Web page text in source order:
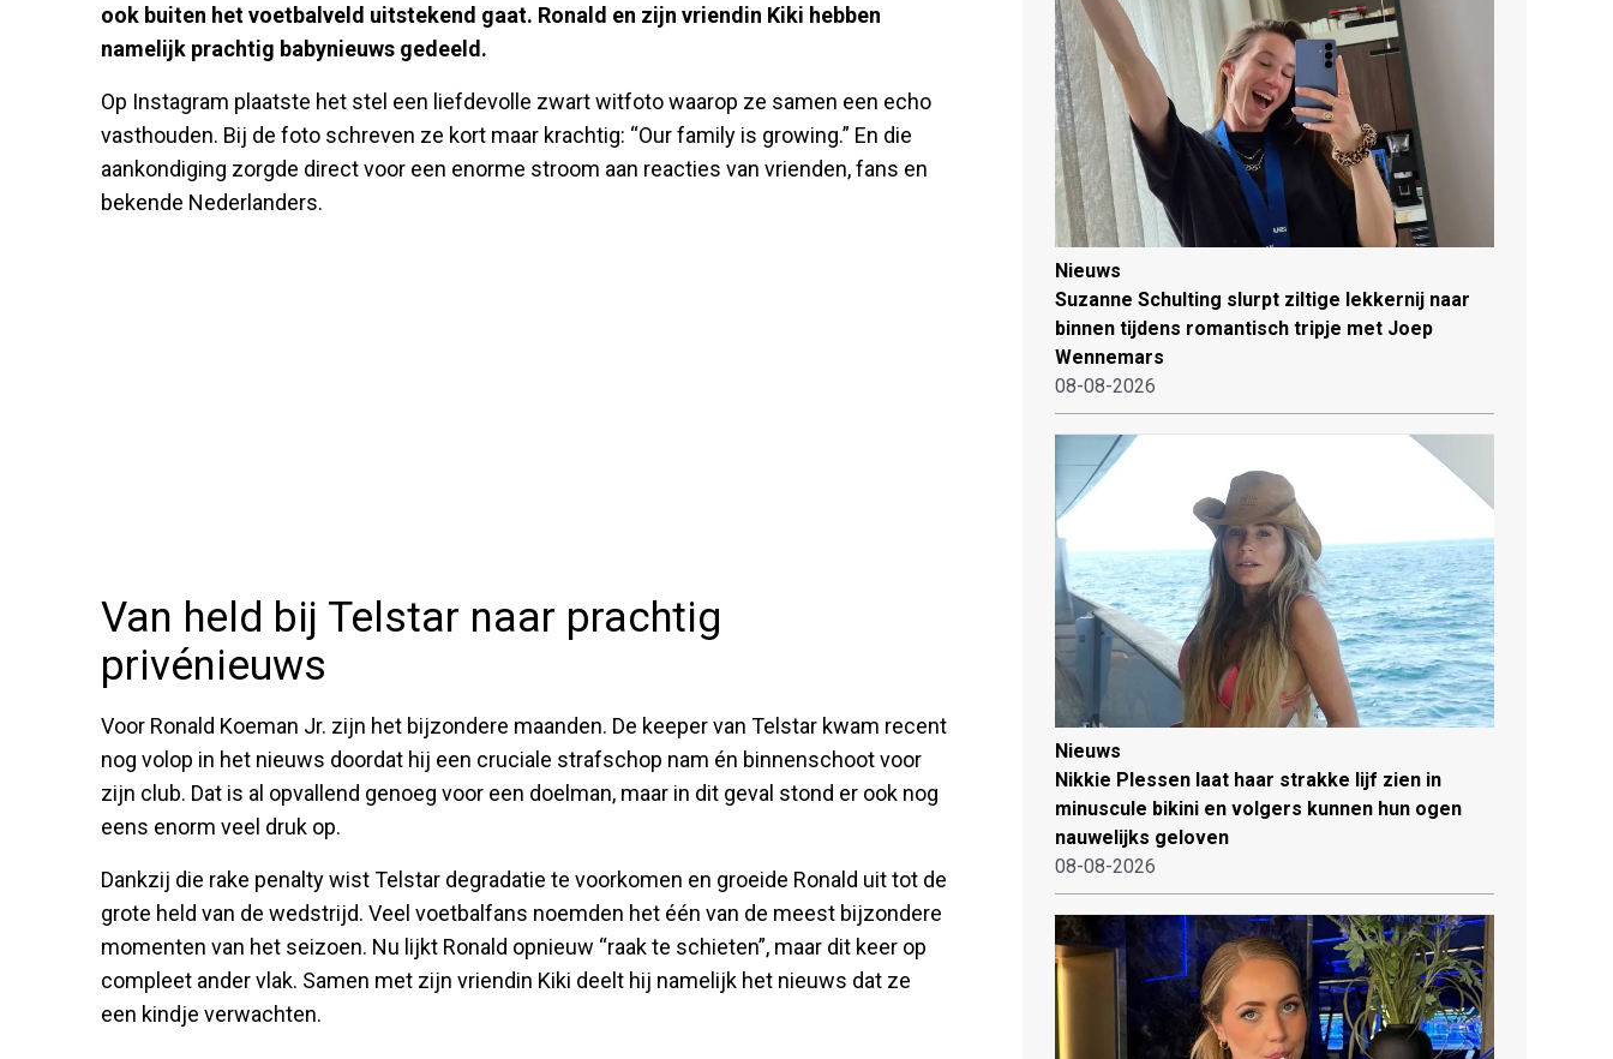
ook buiten het voetbalveld uitstekend gaat. Ronald en zijn vriendin Kiki hebben
namelijk prachtig babynieuws gedeeld.
Op Instagram plaatste het stel een liefdevolle zwart witfoto waarop ze samen een echo
vasthouden. Bij de foto schreven ze kort maar krachtig: “Our family is growing.” En die
aankondiging zorgde direct voor een enorme stroom aan reacties van vrienden, fans en
bekende Nederlanders.
Van held bij Telstar naar prachtig
privénieuws
Voor Ronald Koeman Jr. zijn het bijzondere maanden. De keeper van Telstar kwam recent
nog volop in het nieuws doordat hij een cruciale strafschop nam én binnenschoot voor
zijn club. Dat is al opvallend genoeg voor een doelman, maar in dit geval stond er ook nog
eens enorm veel druk op.
Dankzij die rake penalty wist Telstar degradatie te voorkomen en groeide Ronald uit tot de
grote held van de wedstrijd. Veel voetbalfans noemden het één van de meest bijzondere
momenten van het seizoen. Nu lijkt Ronald opnieuw “raak te schieten”, maar dit keer op
compleet ander vlak. Samen met zijn vriendin Kiki deelt hij namelijk het nieuws dat ze
een kindje verwachten.
Nieuws
Suzanne Schulting slurpt ziltige lekkernij naar
binnen tijdens romantisch tripje met Joep
Wennemars
08-08-2026
Nieuws
Nikkie Plessen laat haar strakke lijf zien in
minuscule bikini en volgers kunnen hun ogen
nauwelijks geloven
08-08-2026